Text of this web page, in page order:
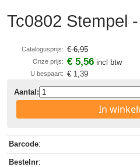
Tc0802 Stempel
Catalogusprijs: € 6,95
Onze prijs: € 5,56 incl btw
U bespaart: € 1,39
Aantal:
In
Barcode:
Bestelnr: